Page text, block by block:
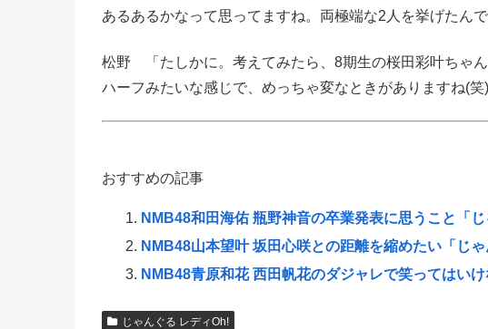
あるあるかなって思ってますね。両極端な2人を挙げたんで
松野 「たしかに。考えてみたら、8期生の桜田彩叶ちゃ
ハーフみたいな感じで、めっちゃ変なときがありますね(笑)
おすすめの記事
NMB48和田海佑 瓶野神音の卒業発表に思うこと「じ
NMB48山本望叶 坂田心咲との距離を縮めたい「じゃ
NMB48青原和花 西田帆花のダジャレで笑ってはい
じゃんぐる レディOh!